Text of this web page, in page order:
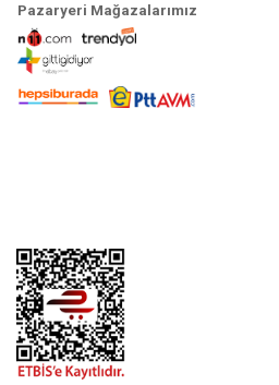
Pazaryeri Mağazalarımız